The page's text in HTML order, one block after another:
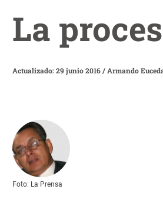
La
Actualizado: 29 junio 2016/ Armando
Foto: La Prensa